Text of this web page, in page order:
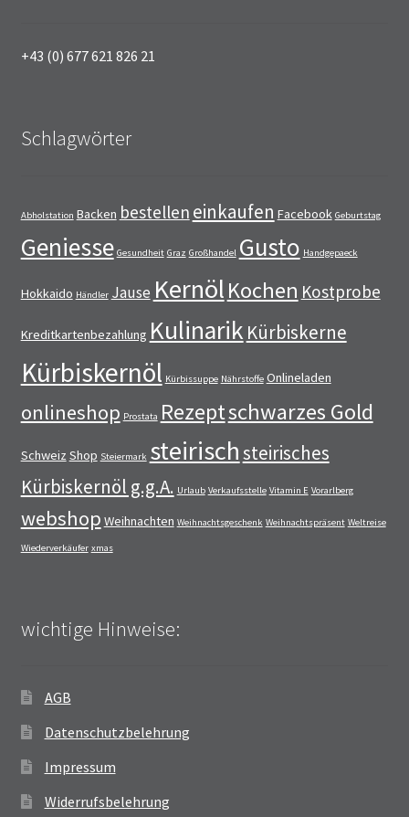
+43 (0) 677 621 826 21
Schlagwörter
Abholstation Backen bestellen einkaufen Facebook Geburtstag
Geniesse Gesundheit Graz Großhandel Gusto Handgepaeck
Hokkaido Händler Jause KernölKochen Kostprobe
Kreditkartenbezahlung Kulinarik Kürbiskerne
Kürbiskernöl Kürbissuppe Nährstoffe Onlineladen
onlineshop Prostata Rezeptschwarzes Gold
Schweiz Shop Steiermark steirischsteirisches
Kürbiskernöl g.g.A. Urlaub Verkaufsstelle Vitamin E Vorarlberg
webshop Weihnachten Weihnachtsgeschenk Weihnachtspräsent Weltreise
Wiederverkäufer xmas
wichtige Hinweise:
AGB
Datenschutzbelehrung
Impressum
Widerrufsbelehrung